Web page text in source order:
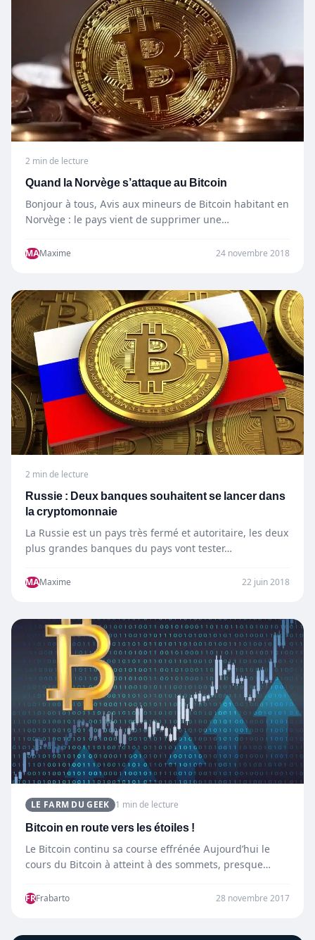
2 min de lecture
Quand la Norvège s’attaque au Bitcoin
Bonjour à tous, Avis aux mineurs de Bitcoin habitant en
Norvège : le pays vient de supprimer une…
MAMaxime 24 novembre 2018
2 min de lecture
Russie : Deux banques souhaitent se lancer dans
la cryptomonnaie
La Russie est un pays très fermé et autoritaire, les deux
plus grandes banques du pays vont tester…
MAMaxime 22 juin 2018
LE FARM DU GEEK 1 min de lecture
Bitcoin en route vers les étoiles !
Le Bitcoin continu sa course effrénée Aujourd’hui le
cours du Bitcoin à atteint à des sommets, presque
FRFrabarto 28 novembre 2017